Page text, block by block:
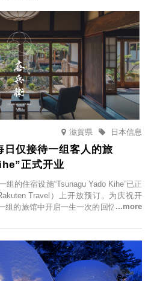
滋賀県 日本信息
日仅接待一组客人的旅
正式开业
组的住宿设施“Tsunagu Yado Kihe”已正
Travel）上开放预订。为庆祝开
组的旅馆中开启一生一次的回忆之旅”活
特别时光。